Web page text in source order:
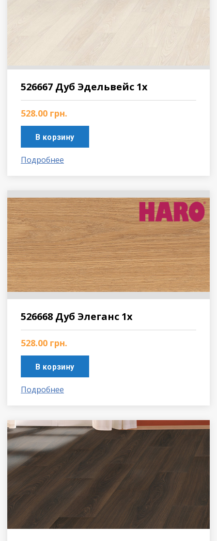
526667 Дуб Эдельвейс 1х
528.00 грн.
В корзину
Подробнее
526668 Дуб Элеганс 1х
528.00 грн.
В корзину
Подробнее